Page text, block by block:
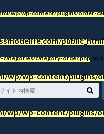
wp/wp-content/plugins/order-
category-order.phpon
category-order.php on
category-order.phpon
wp/wp-content/plugins/
wp/wp-content/plugins/